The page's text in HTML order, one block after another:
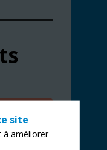
la
site
à améliorer